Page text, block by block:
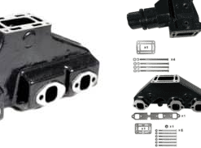
AJOUTER
À LA
LISTE
D’ENVIES